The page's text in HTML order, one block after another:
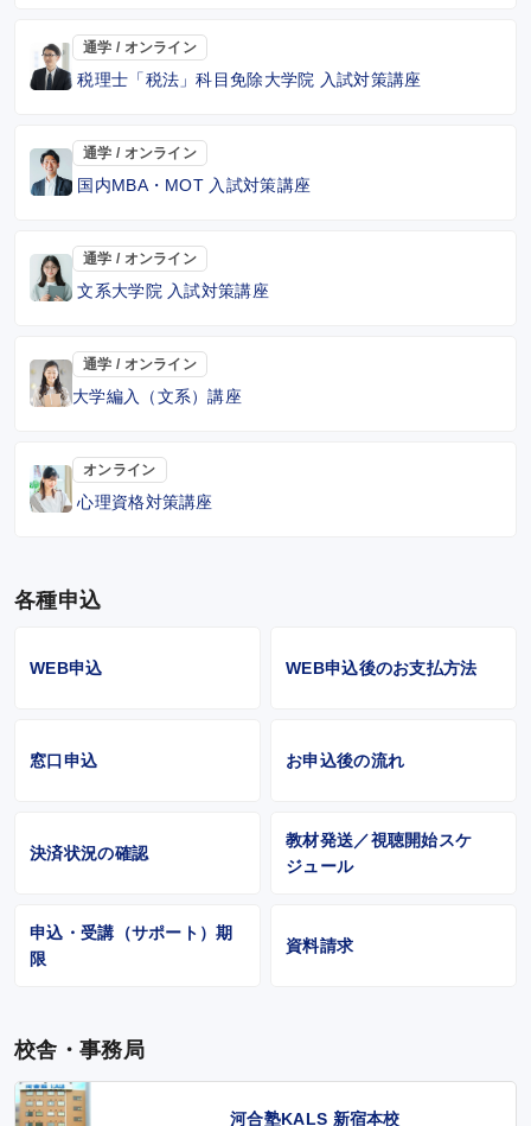
通学 / オンライン
税理士「税法」科目免除大学院 入試対策講座
通学 / オンライン
国内MBA・MOT 入試対策講座
通学 / オンライン
文系大学院 入試対策講座
通学 / オンライン
大学編入（文系）講座
オンライン
心理資格対策講座
各種申込
WEB申込 WEB申込後のお支払方法
窓口申込 お申込後の流れ
決済状況の確認
教材発送／視聴開始スケ
ジュール
申込・受講（サポート）期
限
資料請求
校舎・事務局
河合塾KALS 新宿本校